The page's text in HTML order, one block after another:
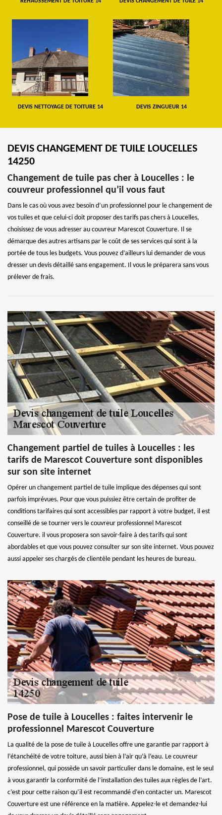
DEVIS NETTOYAGE DE TOITURE 14 DEVIS ZINGUEUR 14
DEVIS CHANGEMENT DE TUILE LOUCELLES
14250
Changement de tuile pas cher à Loucelles : le
couvreur professionnel qu’il vous faut
Dans le cas où vous avez besoin d’un professionnel pour le changement de
vos tuiles et que celui-ci doit proposer des tarifs pas chers à Loucelles,
choisissez de vous adresser au couvreur Marescot Couverture. Il se
démarque des autres artisans par le coût de ses services qui sont à la
portée de tous les budgets. Vous pouvez d’ailleurs lui demander de vous
dresser un devis détaillé sans engagement. Il vous le préparera sans vous
prélever de frais.
Changement partiel de tuiles à Loucelles : les
tarifs de Marescot Couverture sont disponibles
sur son site internet
Opérer un changement partiel de tuile implique des dépenses qui sont
parfois imprévues. Pour que vous puissiez être certain de profiter de
conditions tarifaires qui sont accessibles par rapport à votre budget, il est
conseillé de se tourner vers le couvreur professionnel Marescot
Couverture. il vous proposera son savoir-faire à des tarifs qui sont
abordables et que vous pouvez consulter sur son site internet. Vous pouvez
aussi appeler ses chargés de clientèle pendant les heures de bureau.
Pose de tuile à Loucelles : faites intervenir le
professionnel Marescot Couverture
La qualité de la pose de tuile à Loucelles offre une garantie par rapport à
l’étanchéité de votre toiture, aussi bien à l’air qu’à l’eau. Le couvreur
professionnel, qui possède un savoir particulier dans le domaine, est le seul
à vous garantir la conformité de l’installation des tuiles aux règles de l’art.
c’est pour cette raison qu’il est recommandé d’en contacter un. Marescot
Couverture est une référence en la matière. Appelez-le et demandez-lui